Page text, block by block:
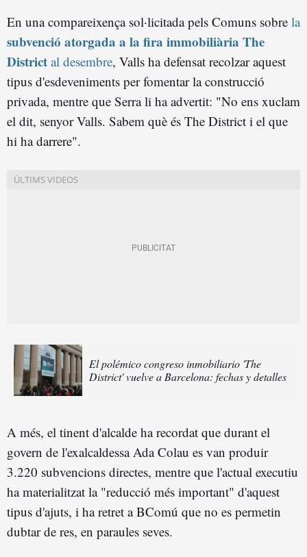
En una compareixença sol·licitada pels Comuns sobre la
subvenció atorgada a la fira immobiliària The
District al desembre, Valls ha defensat recolzar aquest
tipus d'esdeveniments per fomentar la construcció
privada, mentre que Serra li ha advertit: "No ens xuclam
el dit, senyor Valls. Sabem què és The District i el que
hi ha darrere".
El polémico congreso inmobiliario 'The
District' vuelve a Barcelona: fechas y detalles
A més, el tinent d'alcalde ha recordat que durant el
govern de l'exalcaldessa Ada Colau es van produir
3.220 subvencions directes, mentre que l'actual executiu
ha materialitzat la "reducció més important" d'aquest
tipus d'ajuts, i ha retret a BComú que no es permetin
dubtar de res, en paraules seves.